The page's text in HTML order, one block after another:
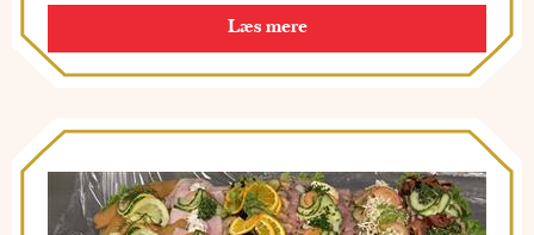
Læs mere